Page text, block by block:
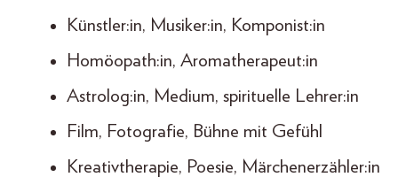
Künstler:in, Musiker:in, Komponist:in
Homöopath:in, Aromatherapeut:in
Astrolog:in, Medium, spirituelle Lehrer:in
Film, Fotografie, Bühne mit Gefühl
Kreativtherapie, Poesie, Märchenerzähler:in